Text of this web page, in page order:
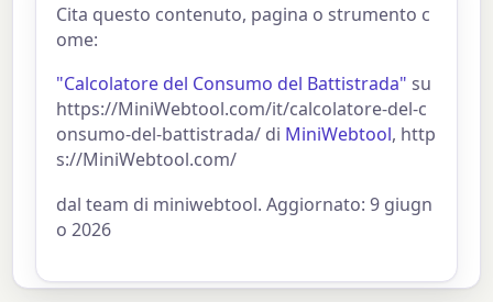
Cita questo contenuto, pagina o strumento c
ome:
"Calcolatore del Consumo del Battistrada" su
https://MiniWebtool.com/it/calcolatore-del-c
onsumo-del-battistrada/ di MiniWebtool, http
s://MiniWebtool.com/
dal team di miniwebtool. Aggiornato: 9 giugn
o 2026